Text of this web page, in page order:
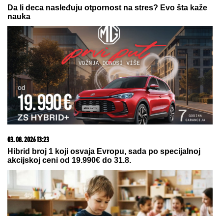
23. 07. 2026 12:47
Zašto sve više ljudi bira večeru koja se spontano
07. 08. 2026 09:14
Сазнања „Политике”: Црна Гора следећа у војном
савезу Загреба, Тиране и Приштине